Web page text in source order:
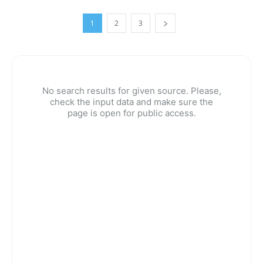
1 2 3
No search results for given source. Please,
check the input data and make sure the
page is open for public access.